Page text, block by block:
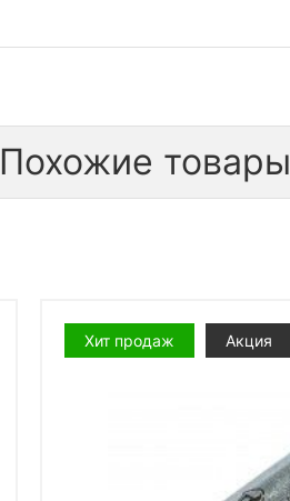
Похожие товары
Хит продаж Акция